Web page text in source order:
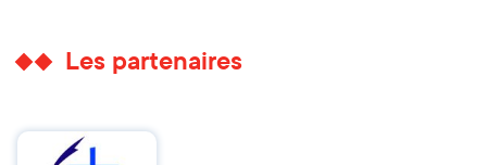
Les partenaires